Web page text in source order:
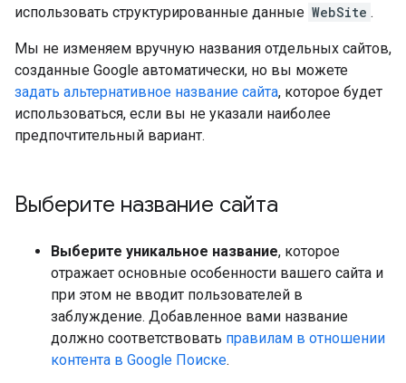
использовать структурированные данные WebSite .
Мы не изменяем вручную названия отдельных сайтов,
созданные Google автоматически, но вы можете
задать альтернативное название сайта, которое будет
использоваться, если вы не указали наиболее
предпочтительный вариант.
Выберите название сайта
Выберите уникальное название, которое
отражает основные особенности вашего сайта и
при этом не вводит пользователей в
заблуждение. Добавленное вами название
должно соответствовать правилам в отношении
контента в Google Поиске.